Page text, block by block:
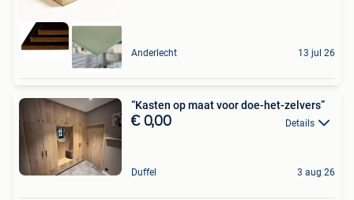
Anderlecht 13 jul 26
“Kasten op maat voor doe-het-zelvers”
€ 0,00 Details
Duffel 3 aug 26